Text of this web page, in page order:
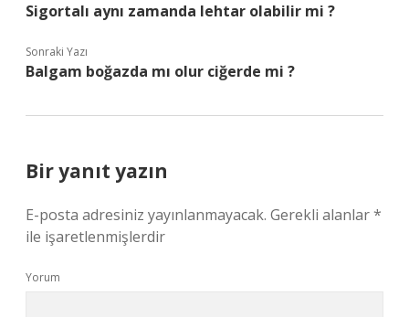
Sigortalı aynı zamanda lehtar olabilir mi ?
Sonraki Yazı
Balgam boğazda mı olur ciğerde mi ?
Bir yanıt yazın
E-posta adresiniz yayınlanmayacak. Gerekli alanlar*
ile işaretlenmişlerdir
Yorum